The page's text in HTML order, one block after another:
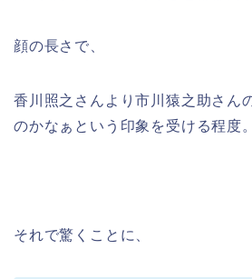
顔の長さで、
香川照之さんより市川猿之助さん
のかなぁという印象を受ける程度。
それで驚くことに、